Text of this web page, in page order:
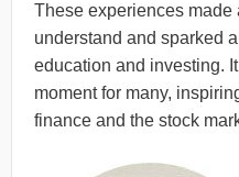
These experiences
understand and sparked
education and investing.
momentfor many,
finance and the stock